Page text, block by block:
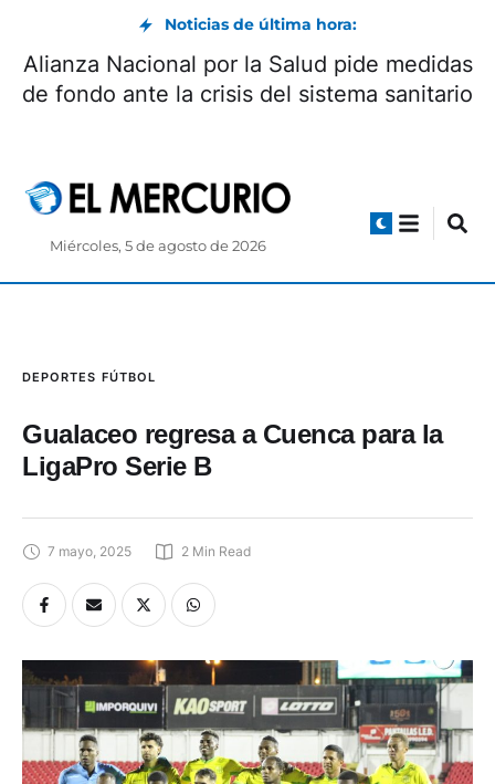
Noticias de última hora:
Alianza Nacional por la Salud pide medidas
de fondo ante la crisis del sistema sanitario
Miércoles, 5 de agosto de 2026
DEPORTES FÚTBOL
Gualaceo regresa a Cuenca para la
LigaPro Serie B
7 mayo, 2025 2 Min Read